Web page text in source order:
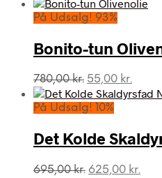
På Udsalg! 93%
Bonito-tun
780,00kr. Den
oprindelige
pris
780,00 kr..
55,00 kr.
På Udsalg! 10%
Det Kolde
695,00kr. Den
625,00 kr.